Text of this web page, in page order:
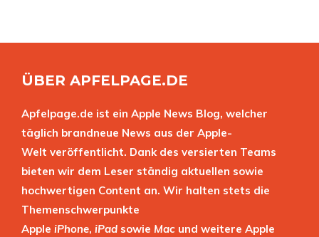
ÜBER APFELPAGE.DE
Apfelpage.de ist ein Apple News Blog, welcher
täglich brandneue News aus der Apple-
Welt veröffentlicht. Dank des versierten Teams
bieten wir dem Leser ständig aktuellen sowie
hochwertigen Content an. Wir halten stets die
Themenschwerpunkte
Apple iPhone, iPad sowie Mac und weitere Apple